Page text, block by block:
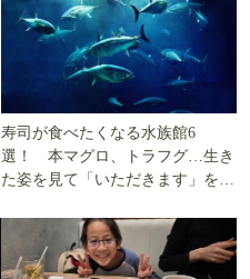
寿司が食べたくなる水族館6
選！ 本マグロ、トラフグ…生き
た姿を見て「いただきます」を考